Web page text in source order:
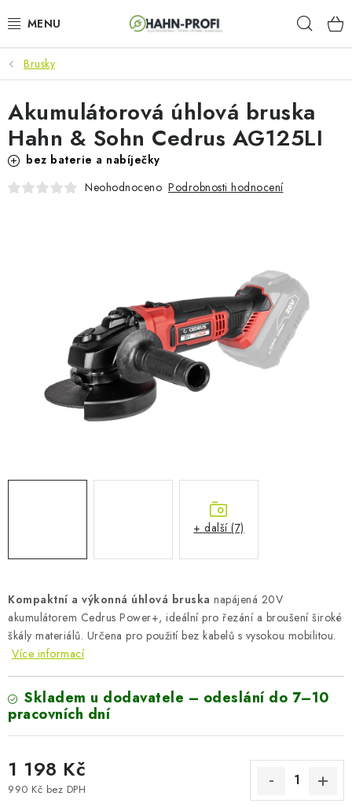
na
KLIMATIZACE
ELEKTROCENTRÁLY
ZAHRADNÍ TECHNIKA
STAVEBNÍ TECHNIKA
AKUMULAČNÍ KAMNA
ELEKTRICKÉ KRBY
Obchodní podmínky FAQ Servis Reklamace
Ochrana osobních údajů
Reklamační řád
Brusky
Kompaktní a výkonná úhlová bruska napájená 20V
akumulátorem Cedrus Power+, ideální pro řezání a broušení široké
škály materiálů. Určena pro použití bez kabelů s vysokou mobilitou.
Více informací
Skladem u dodavatele – odeslání do 7–10
pracovních dní
1 198 Kč
990 Kč bez DPH
Akumulátorová úhlová bruska
Hahn & Sohn Cedrus AG125LI
bez baterie a nabíječky
Neohodnoceno Podrobnosti hodnocení
+ další (7)